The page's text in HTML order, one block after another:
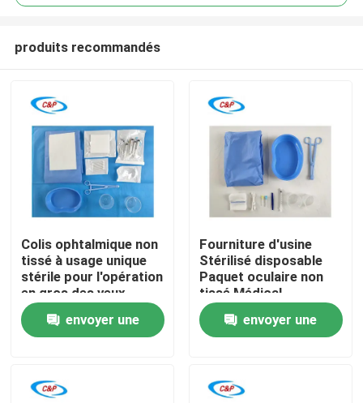
À la maison
Produits
produits recommandés
Colis ophtalmique non
tissé à usage unique
stérile pour l'opération
en gros des yeux
envoyer une
Fourniture d'usine
Stérilisé disposable
Paquet oculaire non
tissé Médical
Ophthalmic Drapeau
chirurgicalenvoyer une